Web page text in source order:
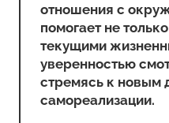
отношения с
помогает не
текущими
уверенностью
стремясь к новым
самореализации.